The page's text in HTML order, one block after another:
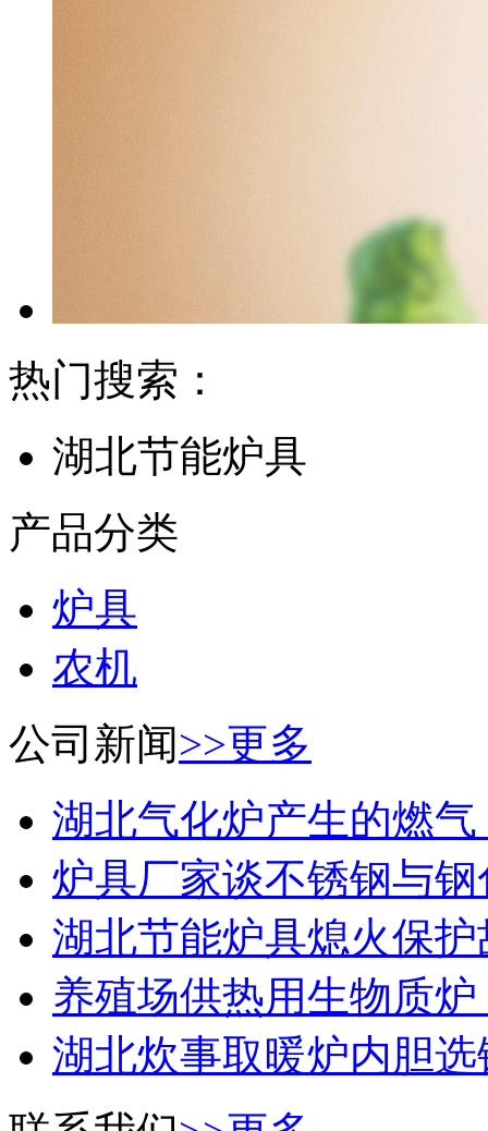
热门搜索：
湖北节能炉具
产品分类
炉具
农机
公司新闻>>更多
湖北气化炉产生的燃气
炉具厂家谈不锈钢与钢
湖北节能炉具熄火保护
养殖场供热用生物质炉
湖北炊事取暖炉内胆选